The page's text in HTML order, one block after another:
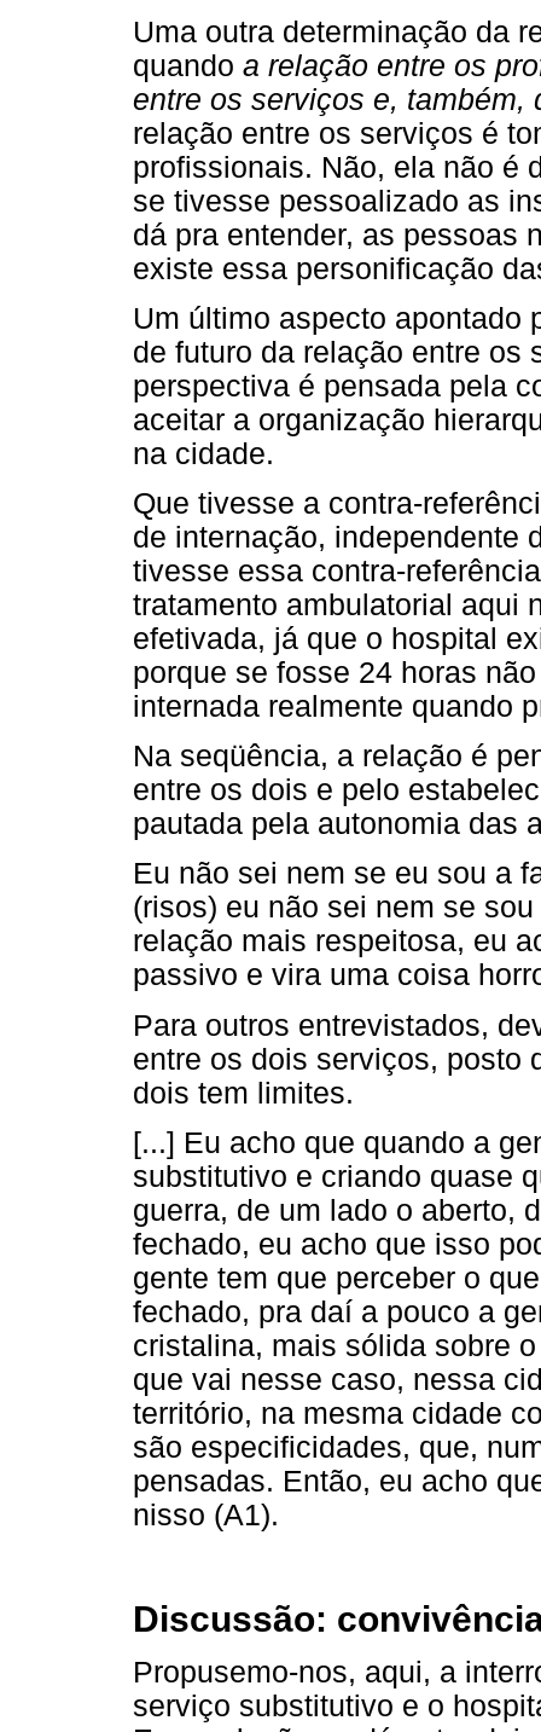
Uma outra determinação da
quando a relação entre os
entre os serviços e, também,
relação entre os serviços é
profissionais. Não, ela não é
se tivesse pessoalizado as
dá pra entender, as pessoas
existe essa personificação
Um último aspecto apontado
de futuro da relação entre os
perspectiva é pensada pela
aceitar a organização
na cidade.
Que tivesse a contra-
de internação, independente
tivesse essa contra-
tratamento ambulatorial aqui
efetivada, já que o hospital
porque se fosse 24 horas
internada realmente quando
Na seqüência, a relação é
entre os dois e pelo
pautada pela autonomia das
Eu não sei nem se eu sou a
(risos) eu não sei nem se
relação mais respeitosa, eu
passivo e vira uma coisa
Para outros entrevistados,
entre os dois serviços, posto
dois tem limites.
[...] Eu acho que quando a
substitutivo e criando quase
guerra, de um lado o aberto,
fechado, eu acho que isso
gente tem que perceber o
fechado, pra daí a pouco a
cristalina, mais sólida sobre
que vai nesse caso, nessa
território, na mesma cidade
são especificidades, que,
pensadas. Então, eu acho
nisso (A1).
Discussão:
Propusemo-nos, aqui, a
serviço substitutivo e o